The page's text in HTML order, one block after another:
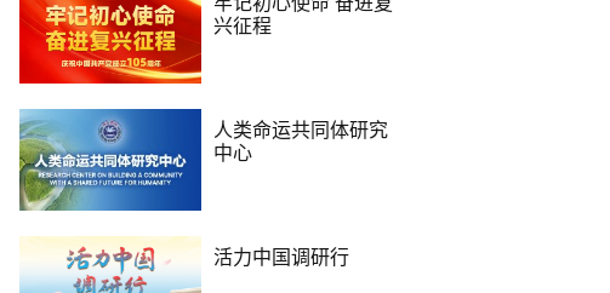
兴征程
人类命运共同体研究
中心
活力中国调研行